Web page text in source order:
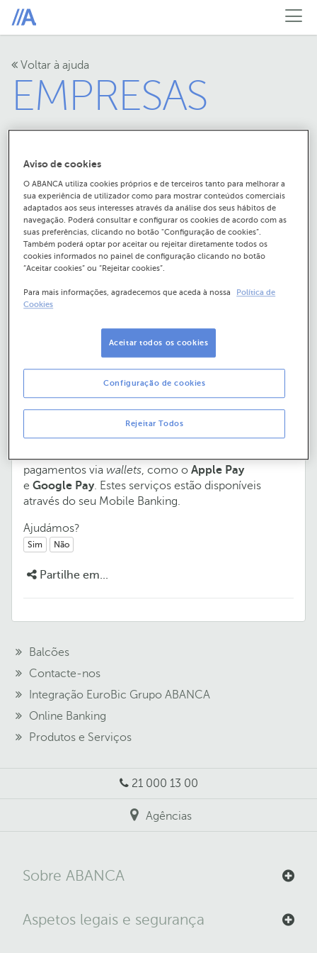
Voltar à ajuda
EMPRESAS
Poderei continuar a fazer
transações de e-
por wallets?
Poderei continuar a fazer transações de
e-commerce e pagamentos por
wallets?
Sim, poderá continuar a efetuar transaçõese-
pagamentos via wallets, como o Apple Pay
e Google Pay. Estes serviços estão disponíveis
através do seu Mobile Banking.
Ajudámos?
Sim Não
Partilhe em...
Balcões
Contacte-nos
Integração EuroBic Grupo ABANCA
Online Banking
Produtos e Serviços
21 000 13 00
Agências
Sobre ABANCA
Aspetos legais e segurança
Aviso de cookies
O ABANCA utiliza cookies próprios e de terceiros tanto para melhorar a
sua experiência de utilizador como para mostrar conteúdos comerciais
adaptados aos seus interesses através da análise dos seus hábitos de
navegação. Poderá consultar e configurar os cookies de acordo com as
suas preferências, clicando no botão "Configuração de cookies”.
Também poderá optar por aceitar ou rejeitar diretamente todos os
cookies informados no painel de configuração clicando no botão
“Aceitar cookies” ou “Rejeitar cookies”.
Para mais informações, agradecemos que aceda à nossa
Política de
Cookies
Rejeitar Todos
Configuração de cookies
Aceitar todos os cookies